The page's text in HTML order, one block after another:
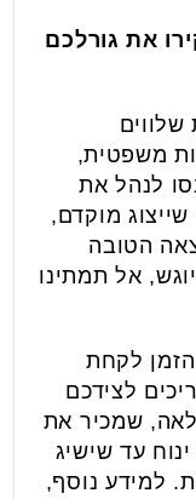
את גורלכם
שלווים
משפטית,
לנהל את
מוקדם,
הטובה
אל תמתינו
לקחת
לצידכם
שמכיר את
עד שישיג
למידע נוסף,